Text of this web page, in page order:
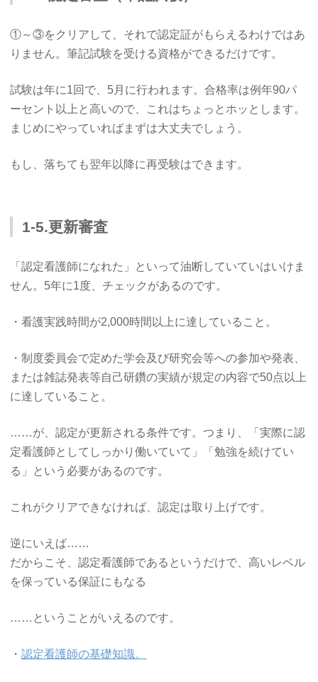
①～③をクリアして、それで認定証がもらえるわけではあ
りません。筆記試験を受ける資格ができるだけです。
試験は年に1回で、5月に行われます。合格率は例年90パ
ーセント以上と高いので、これはちょっとホッとします。
まじめにやっていればまずは大丈夫でしょう。
もし、落ちても翌年以降に再受験はできます。
1-5.更新審査
「認定看護師になれた」といって油断していていはいけま
せん。5年に1度、チェックがあるのです。
・看護実践時間が2,000時間以上に達していること。
・制度委員会で定めた学会及び研究会等への参加や発表、
または雑誌発表等自己研鑽の実績が規定の内容で50点以上
に達していること。
……が、認定が更新される条件です。つまり、「実際に認
定看護師としてしっかり働いていて」「勉強を続けてい
る」という必要があるのです。
これがクリアできなければ、認定は取り上げです。
逆にいえば……
だからこそ、認定看護師であるというだけで、高いレベル
を保っている保証にもなる
……ということがいえるのです。
・認定看護師の基礎知識。